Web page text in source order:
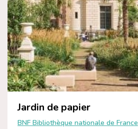
Jardin de papier
BNF Bibliothèque nationale de France